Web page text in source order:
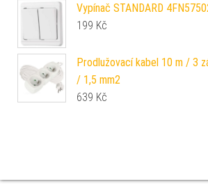
Vypínač STANDARD
199 Kč
Prodlužovací kabel 10 m / 3
/ 1,5 mm2
639 Kč